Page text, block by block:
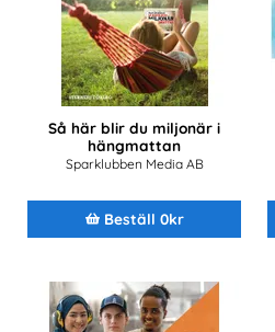
Så här blir du miljonär i
hängmattan
Sparklubben Media AB
Beställ 0kr